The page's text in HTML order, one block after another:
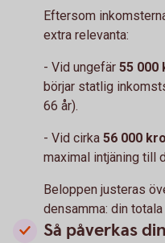
Eftersom
extra relevanta:
- Vid ungefär 55 000
börjar statlig
66 år).
- Vid cirka 56 000
maximal intjäning till
Beloppen justeras
densamma: din
Så påverkas